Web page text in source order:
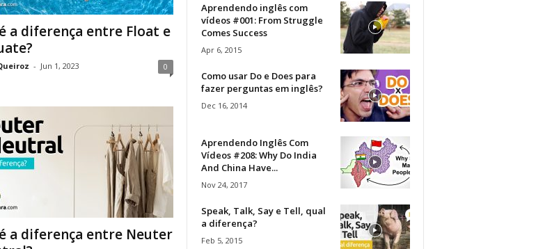
a diferença entre Float e
- Jun 1, 2023 0
a diferença entre Neuter
Aprendendo inglês com
vídeos #001: From Struggle
Comes Success
Apr 6, 2015
Como usar Do e Does para
fazer perguntas em inglês?
Dec 16, 2014
Aprendendo Inglês Com
Vídeos #208: Why Do India
And China Have...
Nov 24, 2017
Speak, Talk, Say e Tell, qual
a diferença?
Feb 5, 2015